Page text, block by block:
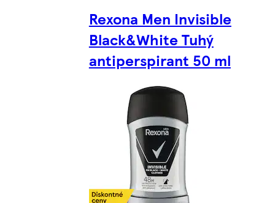
Rexona Men Invisible
Black&White Tuhý
antiperspirant 50 ml